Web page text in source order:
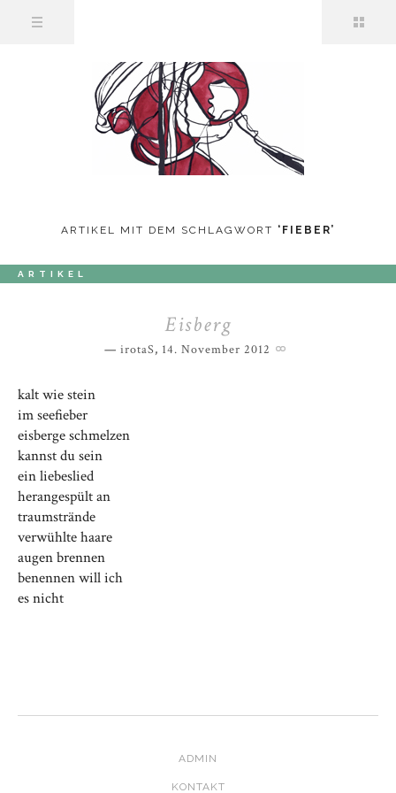
ARTIKEL MIT DEM SCHLAGWORT ‘ FIEBER’
ARTIKEL
Eisberg
irotaS, 14. November 2012
kalt wie stein
im seefieber
eisberge schmelzen
kannst du sein
ein liebeslied
herangespült an
traumstrände
verwühlte haare
augen brennen
benennen will ich
es nicht
ADMIN
KONTAKT